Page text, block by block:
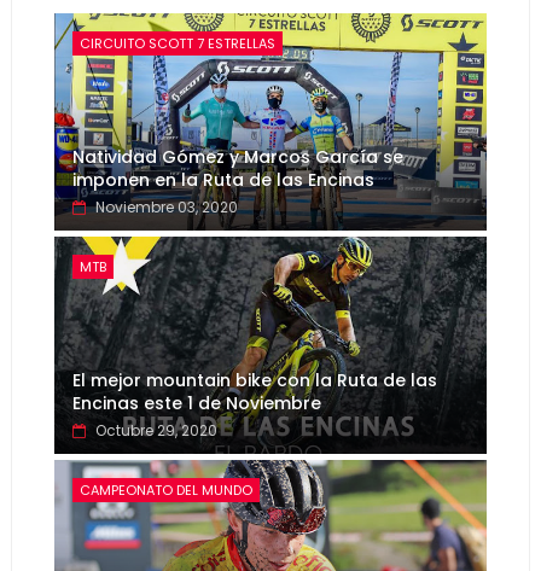
CIRCUITO SCOTT 7 ESTRELLAS
Natividad Gómez y Marcos García se
imponen en la Ruta de las Encinas
Noviembre 03, 2020
MTB
El mejor mountain bike con la Ruta de las
Encinas este 1 de Noviembre
Octubre 29, 2020
CAMPEONATO DEL MUNDO